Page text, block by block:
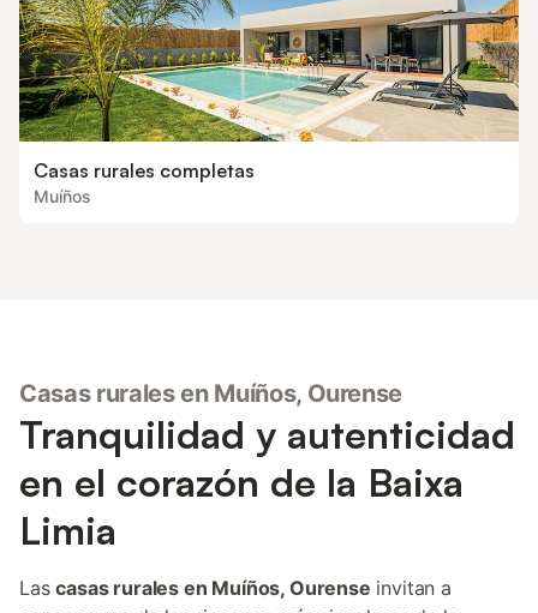
Casas rurales completas
Muíños
Casas rurales en Muíños, Ourense
Tranquilidad y autenticidad
en el corazón de la Baixa
Limia
Lascasas rurales en Muíños, Ourense invitan a